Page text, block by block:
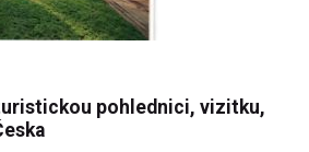
pohlednici, vizitku,